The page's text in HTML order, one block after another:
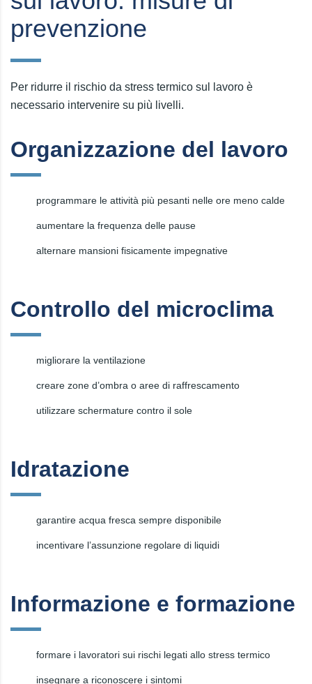
prevenzione
Per ridurre il rischio da stress termico sul lavoro è
necessario intervenire su più livelli.
Organizzazione del lavoro
programmare le attività più pesanti nelle ore meno calde
aumentare la frequenza delle pause
alternare mansioni fisicamente impegnative
Controllo del microclima
migliorare la ventilazione
creare zone d’ombra o aree di raffrescamento
utilizzare schermature contro il sole
Idratazione
garantire acqua fresca sempre disponibile
incentivare l’assunzione regolare di liquidi
Informazione e formazione
formare i lavoratori sui rischi legati allo stress termico
insegnare a riconoscere i sintomi